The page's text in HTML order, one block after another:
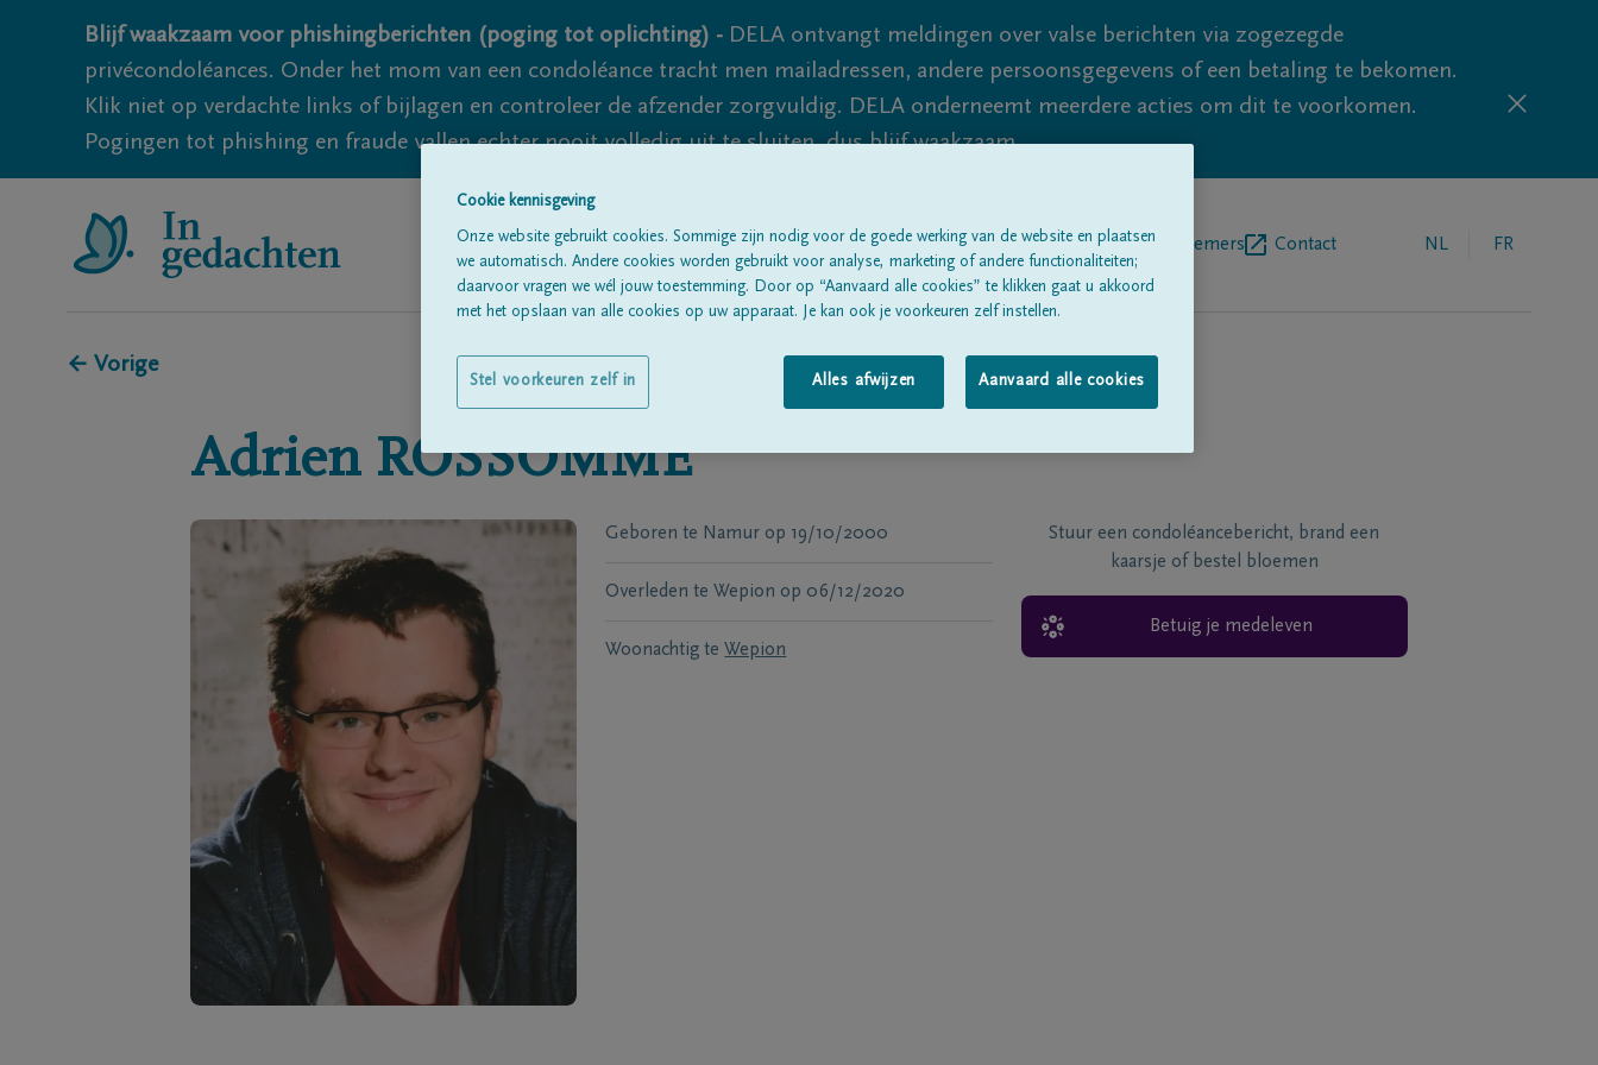
Blijf waakzaam voor phishingberichten (poging tot oplichting) - DELA ontvangt meldingen over valse berichten via zogezegde
privécondoléances. Onder het mom van een condoléance tracht men mailadressen, andere persoonsgegevens of een betaling te bekomen.
Klik niet op verdachte links of bijlagen en controleer de afzender zorgvuldig. DELA onderneemt meerdere acties om dit te voorkomen.
Pogingen tot phishing en fraude vallen echter nooit volledig uit te sluiten, dus blijf waakzaam.
Alle rouwberichtenOver onsBegrafenisondernemers Contact NL FR
← Vorige
Adrien ROSSOMME
Geboren te Namur op 19/10/2000
Overleden te Wepion op 06/12/2020
Woonachtig te Wepion
Stuur een condoléancebericht, brand een
kaarsje of bestel bloemen
Betuig je medeleven
Cookie kennisgeving
Onze website gebruikt cookies. Sommige zijn nodig voor de goede werking van de website en plaatsen
we automatisch. Andere cookies worden gebruikt voor analyse, marketing of andere functionaliteiten;
daarvoor vragen we wél jouw toestemming. Door op “Aanvaard alle cookies” te klikken gaat u akkoord
met het opslaan van alle cookies op uw apparaat. Je kan ook je voorkeuren zelf instellen.
Alles afwijzen Aanvaard alle cookies
Stel voorkeuren zelf in